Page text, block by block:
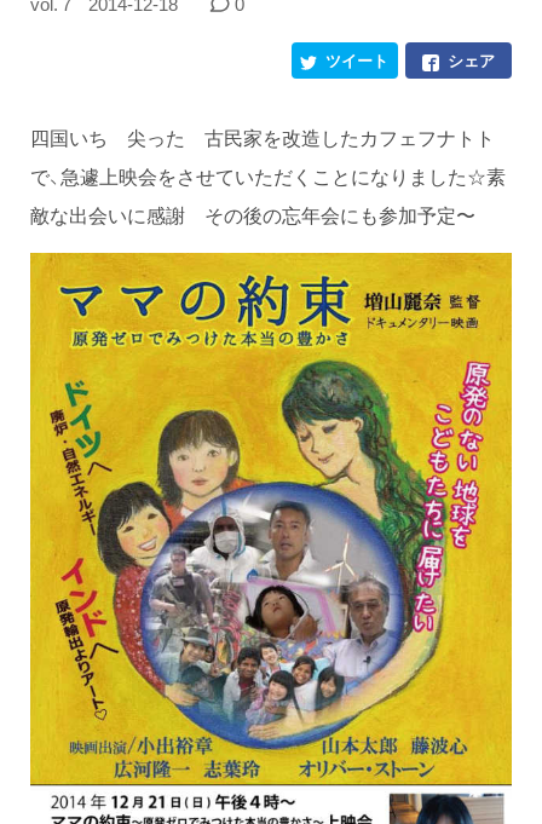
シェア
ツイート
四国いち 尖った 古民家を改造したカフェフナトト
で、急遽上映会をさせていただくことになりました☆素
敵な出会いに感謝 その後の忘年会にも参加予定〜